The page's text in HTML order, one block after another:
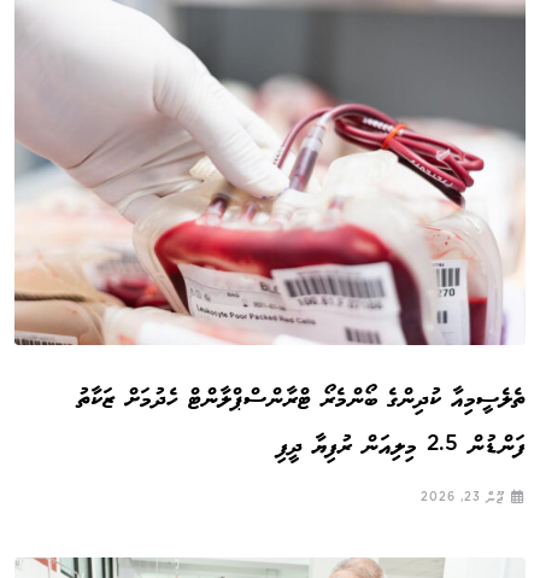
ތެލެސީމިއާ ކުދިންގެ ބޯންމެރޯ ޓްރާންސްޕްލާންޓް ހެދުމަށް ޒަކާތު
ފަންޑުން 2.5 މިލިއަން ރުފިޔާ ދީފި
ޖޫން 23, 2026